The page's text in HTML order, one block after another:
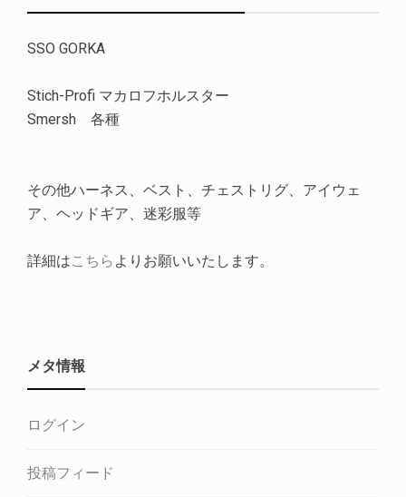
SSO GORKA
Stich-Profi マカロフホルスター
Smersh 各種
その他ハーネス、ベスト、チェストリグ、アイウェ
ア、ヘッドギア、迷彩服等
詳細はこちら よりお願いいたします。
メタ情報
ログイン
投稿フィード